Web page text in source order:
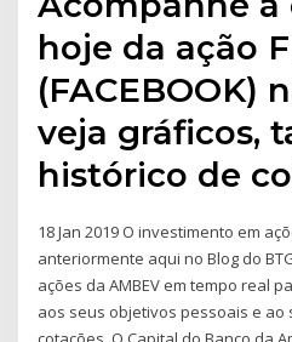
hoje da ação
(FACEBOOK)
veja gráficos,
histórico de
18 Jan 2019 O investimento em
anteriormente aqui no Blog do
ações da AMBEV em tempo real
aos seus objetivos pessoais e